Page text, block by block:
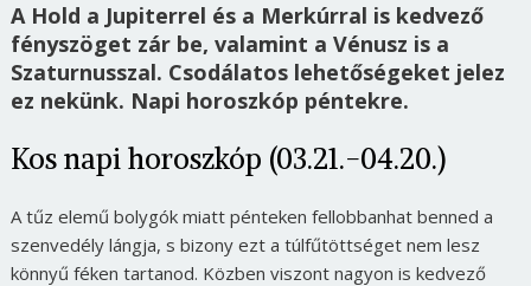
A Hold a Jupiterrel és a Merkúrral is kedvező
fényszöget zár be, valamint a Vénusz is a
Szaturnusszal. Csodálatos lehetőségeket jelez
ez nekünk. Napi horoszkóp péntekre.
Kos napi horoszkóp (03.21.-04.20.)
A tűz elemű bolygók miatt pénteken fellobbanhat benned a
szenvedély lángja, s bizony ezt a túlfűtöttséget nem lesz
könnyű féken tartanod. Közben viszont nagyon is kedvező